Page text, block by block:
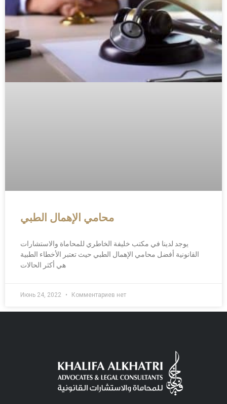
محامي الإهمال الطبي
يوجد لدينا في مكتب خليفة الخاطري للمحاماة والاستشارات
القانونية أفضل محامي الإهمال الطبي حيث تعتبر الأخطاء الطبية
هي أكثر الحالات
Июнь 24, 2022 Комментариев нет